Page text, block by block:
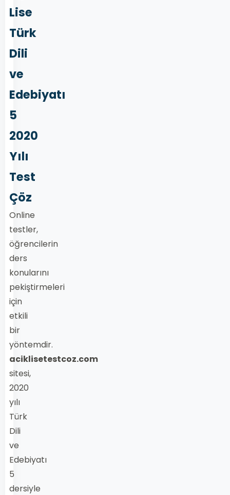
Lise
Türk
Dili
ve
Edebiyatı
5
2020
Yılı
Test
Çöz
Online
testler,
öğrencilerin
ders
konularını
pekiştirmeleri
için
etkili
bir
yöntemdir.
aciklisetestcoz.com
sitesi,
2020
yılı
Türk
Dili
ve
Edebiyatı
5
dersiyle